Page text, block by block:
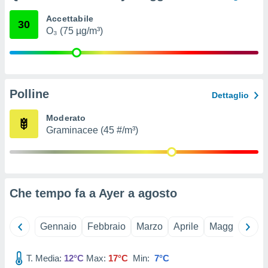
Web
30 Accettabile
O₃ (75 µg/m³)
Polline Dettaglio
Moderato
Graminacee (45 #/m³)
Che tempo fa a Ayer a agosto
Gennaio Febbraio Marzo Aprile Maggio
T. Media: 12°C Max: 17°C Min: 7°C